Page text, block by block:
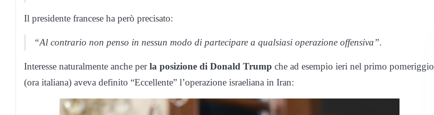
Il presidente francese ha però precisato:
“Al contrario non penso in nessun modo di partecipare a qualsiasi operazione offensiva”.
Interesse naturalmente anche perla posizione di Donald Trump che ad esempio ieri nel primo pomeriggio
(ora italiana) aveva definito “Eccellente” l’operazione israeliana in Iran: